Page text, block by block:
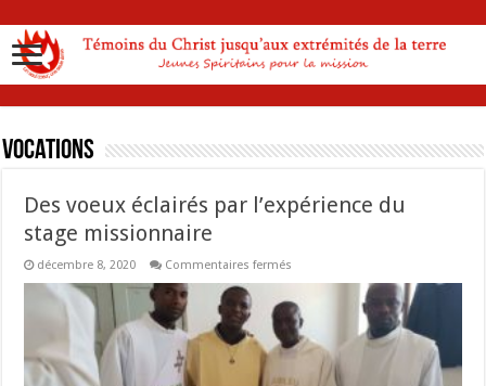
Vocations
Des voeux éclairés par l’expérience du
stage missionnaire
décembre 8, 2020 Commentaires fermés
éclairés
par
l’expérience
du
stage
missionnaire